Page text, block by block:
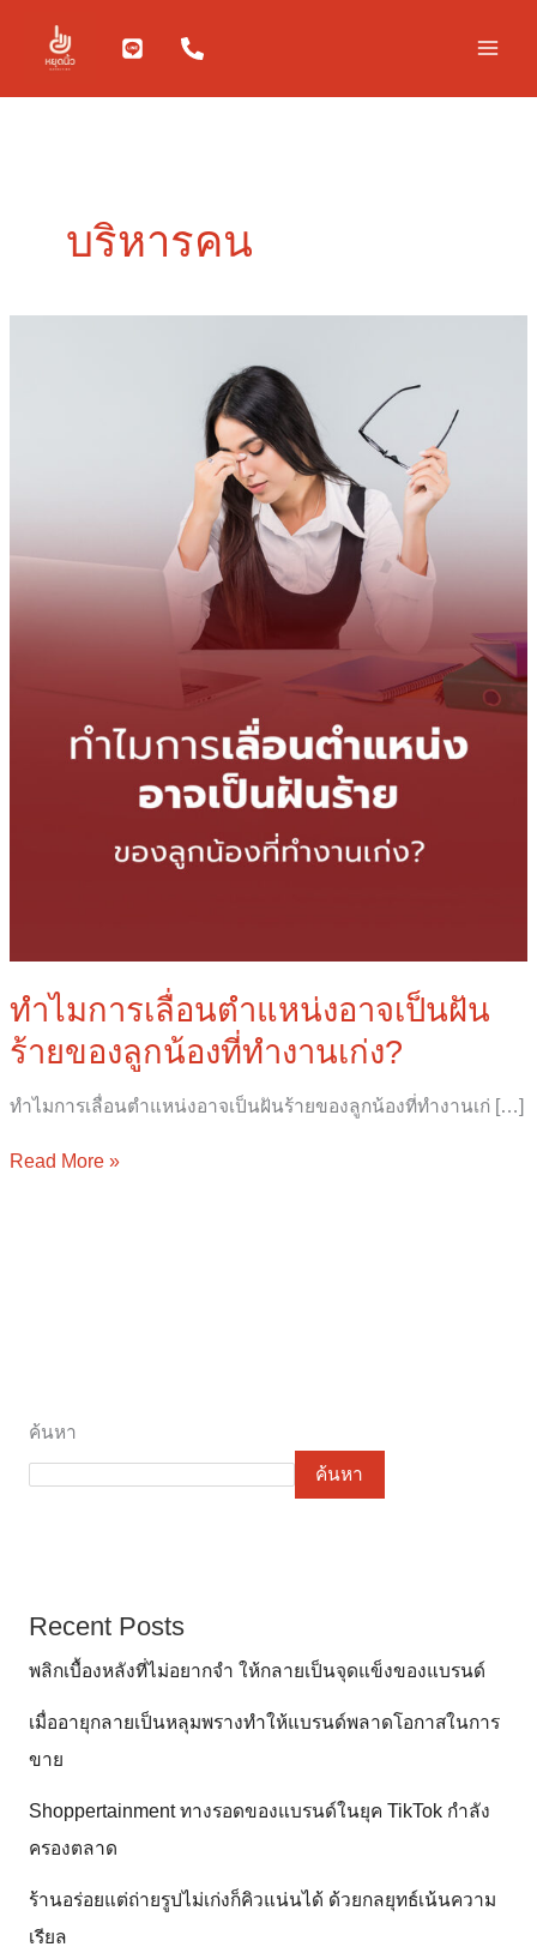
content
บริหารคน
ทำไมการเลื่อนตำแหน่งอาจเป็นฝัน
ร้ายของลูกน้องที่ทำงานเก่ง?
ทำไมการเลื่อนตำแหน่งอาจเป็นฝันร้ายของลูกน้องที่ทำงานเก่ […]
Read More »
ค้นหา
ค้นหา
Recent Posts
พลิกเบื้องหลังที่ไม่อยากจำ ให้กลายเป็นจุดแข็งของแบรนด์
เมื่ออายุกลายเป็นหลุมพรางทำให้แบรนด์พลาดโอกาสในการ
ขาย
Shoppertainment ทางรอดของแบรนด์ในยุค TikTok กำลัง
ครองตลาด
ร้านอร่อยแต่ถ่ายรูปไม่เก่งก็คิวแน่นได้ ด้วยกลยุทธ์เน้นความ
เรียล